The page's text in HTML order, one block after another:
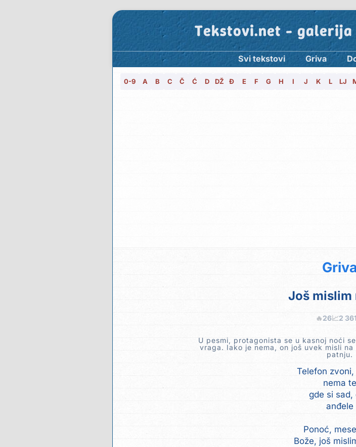
Tekstovi.net -
Svi tekstovi Griva
0-9 A B C Č Ć D DŽ Đ E F G H I J K L LJ
Griva
Još mislim
🔥26📈2
U pesmi, protagonista se u kasnoj noći
vraga. Iako je nema, on još uvek misli
patnju.
Telefon zvoni,
nema te
gde si sad,
anđele
Ponoć,
Bože, još